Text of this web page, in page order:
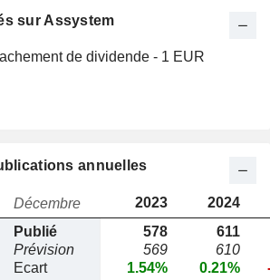
sur Assystem
de dividende - 1 EUR
annuelles
Décembre 2023 2024
Publié
Prévision
Ecart
578
569
1.54%
611
610
0.21%